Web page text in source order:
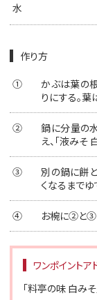
水
作り方
①
かぶは葉の
りにする。
②
鍋に分量の
え、「液みそ
③
別の鍋に餅
くなるまでゆ
④ お椀に②と③
ワンポイントア
「料亭の味 白み